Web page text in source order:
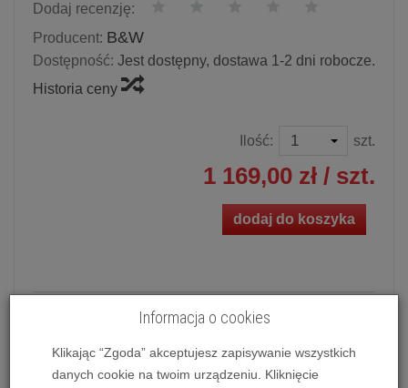
Dodaj recenzję:
Producent: B&W
Dostępność: Jest dostępny, dostawa 1-2 dni robocze.
Historia ceny
Ilość: szt.
1 169,00 zł / szt.
dodaj do koszyka
Kolumna głośnikowa instalacyjna B&W CCM382
ratalnym 0% na 10, 20 i 30 miesięcy lub specjalna oferta!
Informacja o cookies
Klikając “Zgoda” akceptujesz zapisywanie wszystkich
danych cookie na twoim urządzeniu. Kliknięcie